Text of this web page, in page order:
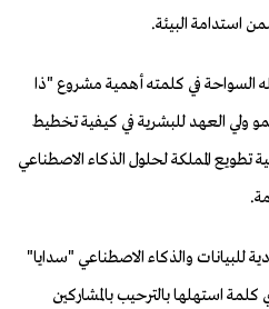
استدامة البيئة.
السواحة في كلمته أهمية مشروع "ذا
ولي العهد للبشرية في كيفية تخطيط
وكيفية تطويع المملكة لحلول الذكاء الاصطناعي
للبيانات والذكاء الاصطناعي "سدايا"
استهلها بالترحيب بالمشاركين